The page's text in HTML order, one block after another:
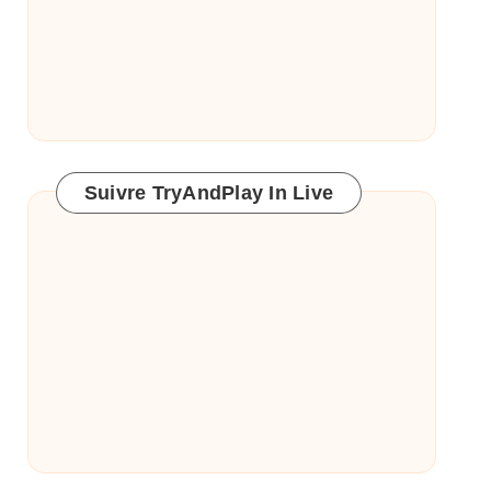
Suivre TryAndPlay In Live